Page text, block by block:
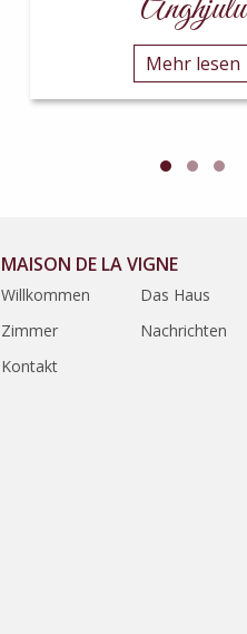
Anghjulu
Mehr lesen
MAISON DE LA VIGNE
Willkommen
Das Haus
Zimmer
Nachrichten
Kontakt